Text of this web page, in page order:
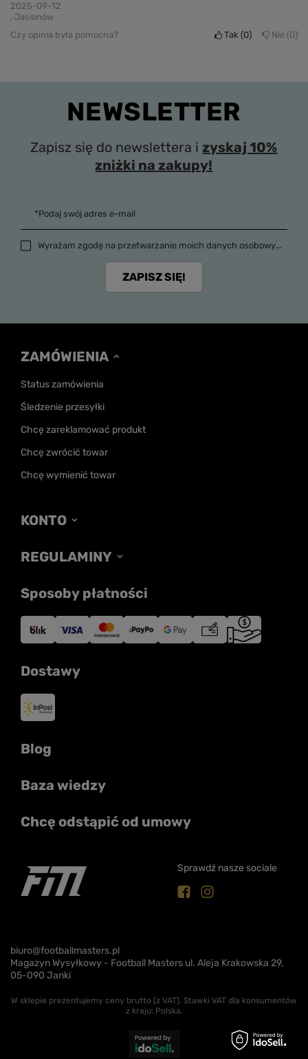
2025-09-12
, Jasionów
Czy opinia była pomocna?
Tak 0 Nie 0
NEWSLETTER
Zapisz się do newslettera i zyskaj 10%
zniżki na zakupy!
*Podaj swój adres e-mail
Wyrażam zgodę na przetwarzanie moich danych osobowych (adres e-mail) na potrzeby wysyłki newslettera z informacją handlową (marketing). Więcej w
ZAPISZ SIĘ!
ZAMÓWIENIA
Status zamówienia
Śledzenie przesyłki
Chcę zareklamować produkt
Chcę zwrócić towar
Chcę wymienić towar
KONTO
REGULAMINY
Sprawdź nasze sociale
Sposoby płatności
Dostawy
Blog
Baza wiedzy
Chcę odstąpić od umowy
biuro@footballmasters.pl
Magazyn Wysyłkowy - Football Masters ul. Aleja Krakowska 29,
05-090 Janki
W sklepie prezentujemy ceny brutto (z VAT). Stawki VAT dla konsumentów
z kraju: Polska.